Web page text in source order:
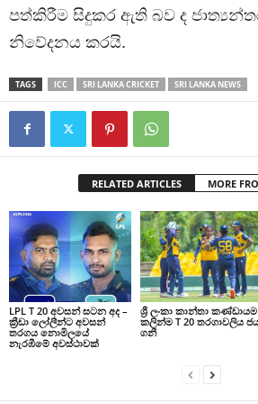
පත්කිරීම සිදුකර ඇති බව ද
නිවේදනය කරයි.
TAGS ICC SRI LANKA CRICKET SRI LANKA NEWS
RELATED ARTICLES MORE
LPL T 20 අවසන් සටන අද –
ක්‍රීඩා ලෝලීන්ට අවසන්
තරගය නොමිලයේ
නැරඹීමේ අවස්ථාවක්
ශ්‍රී ලංකා කාන්තා කණ්ඩායම
කලින්ම T 20 තරගාවලිය
ගනී